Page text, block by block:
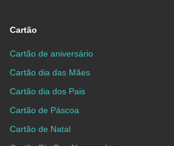
Cartão
Cartão de aniversário
Cartão dia das Mães
Cartão dia dos Pais
Cartão de Páscoa
Cartão de Natal